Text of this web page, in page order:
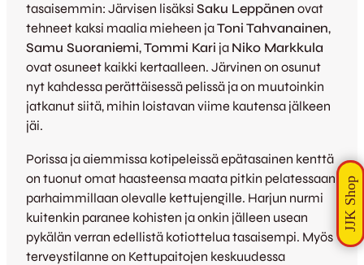
tasaisemmin: Järvisen lisäksi Saku Leppänen ovat
tehneet kaksi maalia mieheen jaToni Tahvanainen,
Samu Suoraniemi,Tommi Kari ja Niko Markkula
ovat osuneet kaikki kertaalleen. Järvinen on osunut
nyt kahdessa perättäisessä pelissä ja on muutoinkin
jatkanut siitä, mihin loistavan viime kautensa jälkeen
jäi.
Porissa ja aiemmissa kotipeleissä epätasainen kenttä
on tuonut omat haasteensa maata pitkin pelatessaan
parhaimmillaan olevalle kettujengille. Harjun nurmi
kuitenkin paranee kohisten ja onkin jälleen usean
pykälän verran edellistä kotiottelua tasaisempi. Myös
terveystilanne on Kettupaitojen keskuudessa